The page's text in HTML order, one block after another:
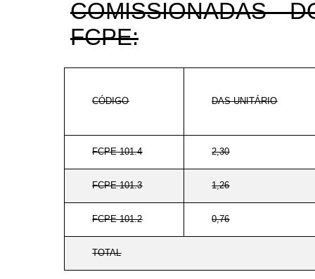
COMISSIONADAS
FCPE:
CÓDIGO DAS-UNITÁRIO
FCPE 101.4 2,30
FCPE 101.3 1,26
FCPE 101.2 0,76
TOTAL